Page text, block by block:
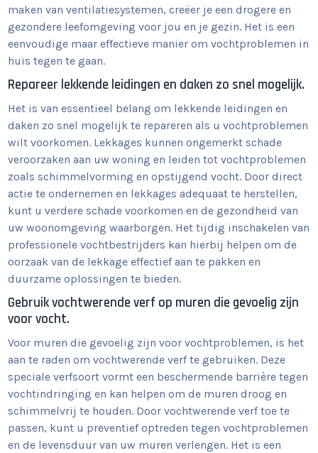
maken van ventilatiesystemen, creëer je een drogere en
gezondere leefomgeving voor jou en je gezin. Het is een
eenvoudige maar effectieve manier om vochtproblemen in
huis tegen te gaan.
Repareer lekkende leidingen en daken zo snel mogelijk.
Het is van essentieel belang om lekkende leidingen en
daken zo snel mogelijk te repareren als u vochtproblemen
wilt voorkomen. Lekkages kunnen ongemerkt schade
veroorzaken aan uw woning en leiden tot vochtproblemen
zoals schimmelvorming en opstijgend vocht. Door direct
actie te ondernemen en lekkages adequaat te herstellen,
kunt u verdere schade voorkomen en de gezondheid van
uw woonomgeving waarborgen. Het tijdig inschakelen van
professionele vochtbestrijders kan hierbij helpen om de
oorzaak van de lekkage effectief aan te pakken en
duurzame oplossingen te bieden.
Gebruik vochtwerende verf op muren die gevoelig zijn
voor vocht.
Voor muren die gevoelig zijn voor vochtproblemen, is het
aan te raden om vochtwerende verf te gebruiken. Deze
speciale verfsoort vormt een beschermende barrière tegen
vochtindringing en kan helpen om de muren droog en
schimmelvrij te houden. Door vochtwerende verf toe te
passen, kunt u preventief optreden tegen vochtproblemen
en de levensduur van uw muren verlengen. Het is een